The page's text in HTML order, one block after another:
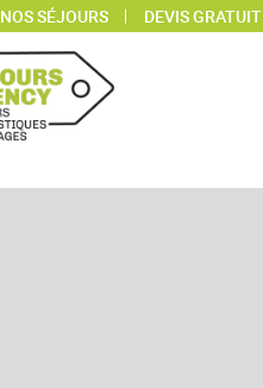
NOS SÉJOURS DEVIS GRATUIT